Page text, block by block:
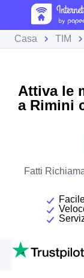
Casa TIM